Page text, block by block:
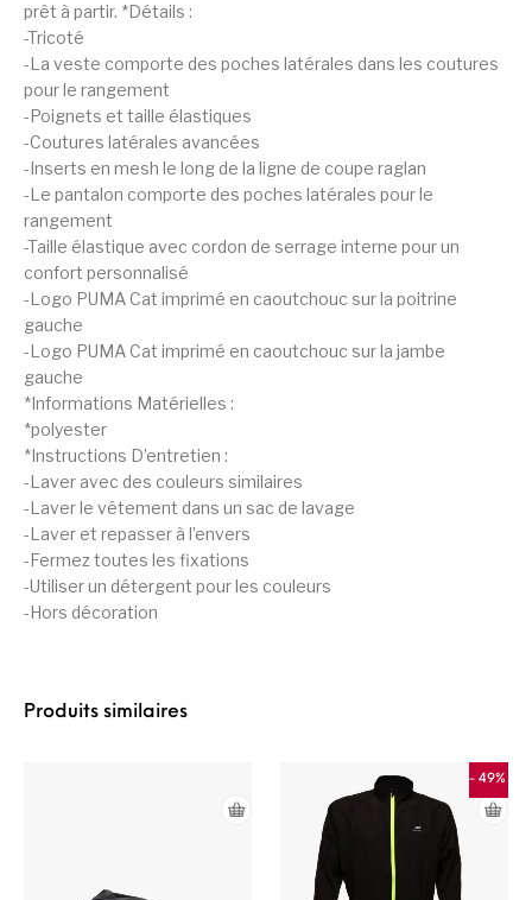
prêt à partir. *Détails :
-Tricoté
-La veste comporte des poches latérales dans les coutures
pour le rangement
-Poignets et taille élastiques
-Coutures latérales avancées
-Inserts en mesh le long de la ligne de coupe raglan
-Le pantalon comporte des poches latérales pour le
rangement
-Taille élastique avec cordon de serrage interne pour un
confort personnalisé
-Logo PUMA Cat imprimé en caoutchouc sur la poitrine
gauche
-Logo PUMA Cat imprimé en caoutchouc sur la jambe
gauche
*Informations Matérielles :
*polyester
*Instructions D’entretien :
-Laver avec des couleurs similaires
-Laver le vêtement dans un sac de lavage
-Laver et repasser à l’envers
-Fermez toutes les fixations
-Utiliser un détergent pour les couleurs
-Hors décoration
Produits similaires
- 49%